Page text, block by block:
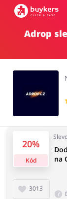
Šperky a
Top100
Obchody
Adrop
20%
Kód
3013
na